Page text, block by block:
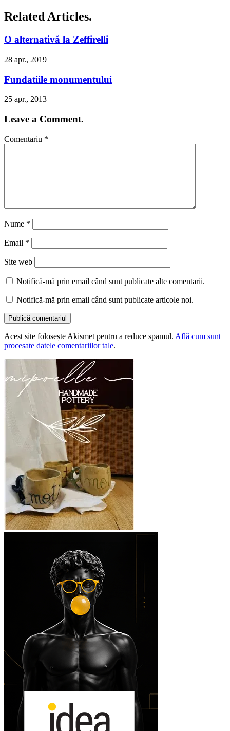
Related Articles.
O alternativă la Zeffirelli
28 apr., 2019
Fundatiile monumentului
25 apr., 2013
Leave a Comment.
Comentariu *
Nume *
Email *
Site web
Notifică-mă prin email când sunt publicate alte comentarii.
Notifică-mă prin email când sunt publicate articole noi.
Acest site folosește Akismet pentru a reduce spamul. Află cum sunt
procesate datele comentariilor tale.